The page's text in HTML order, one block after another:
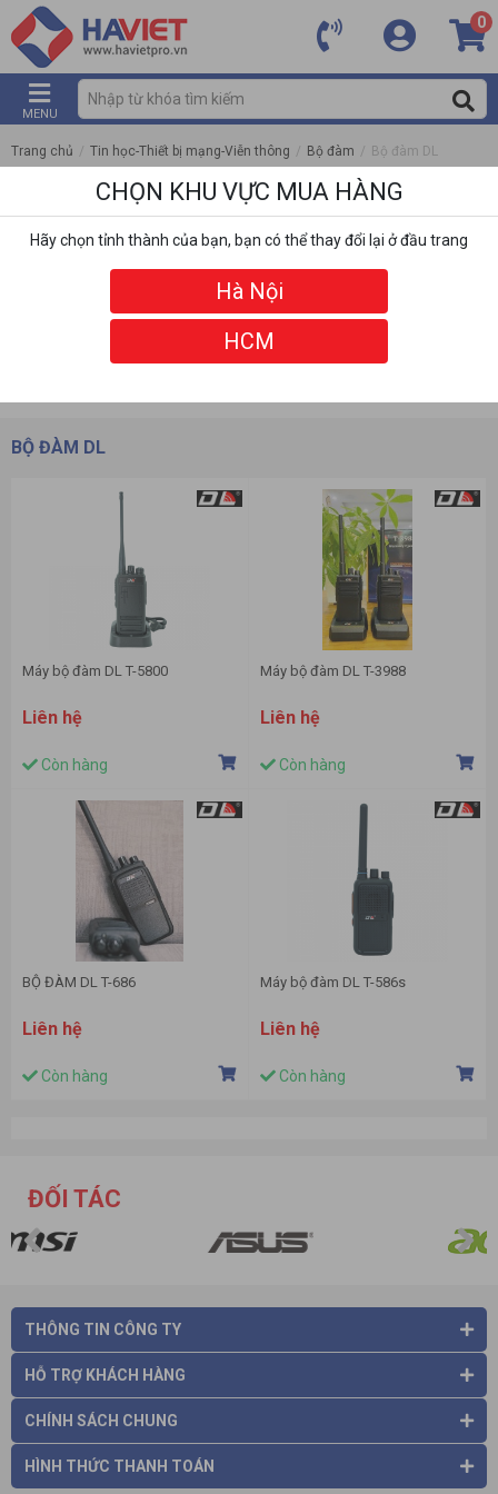
0
MENU
Trang chủ / Tin học-Thiết bị mạng-Viễn thông / Bộ đàm / Bộ đàm DL
BỘ ĐÀM DL
Máy bộ đàm DL T-5800
Liên hệ
Còn hàng
Máy bộ đàm DL T-3988
Liên hệ
Còn hàng
BỘ ĐÀM DL T-686
Liên hệ
Còn hàng
Máy bộ đàm DL T-586s
Liên hệ
Còn hàng
ĐỐI TÁC
THÔNG TIN CÔNG TY
HỖ TRỢ KHÁCH HÀNG
CHÍNH SÁCH CHUNG
HÌNH THỨC THANH TOÁN
CHỌN KHU VỰC MUA HÀNG
Hãy chọn tỉnh thành của bạn, bạn có thể thay đổi lại ở đầu trang
Hà Nội
HCM